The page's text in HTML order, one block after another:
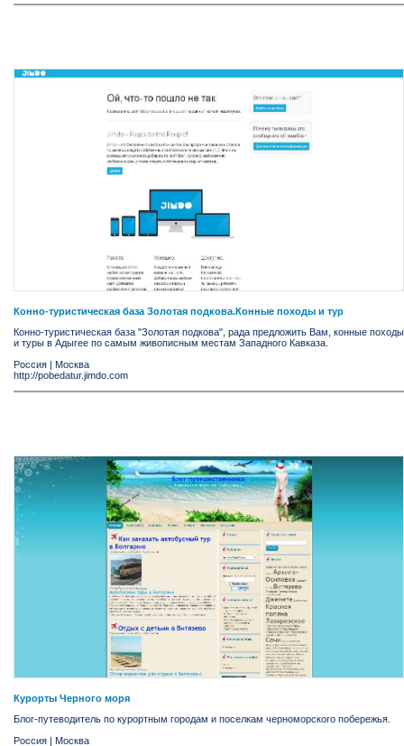
Конно-туристическая база Золотая подкова.Конные походы и тур
Конно-туристическая база "Золотая подкова", рада предложить Вам, конные походы
и туры в Адыгее по самым живописным местам Западного Кавказа.
Россия | Москва
http://pobedatur.jimdo.com
Курорты Черного моря
Блог-путеводитель по курортным городам и поселкам черноморского побережья.
Россия | Москва